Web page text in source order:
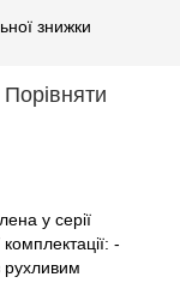
знижки
Порівняти
у серії
-
рухливим